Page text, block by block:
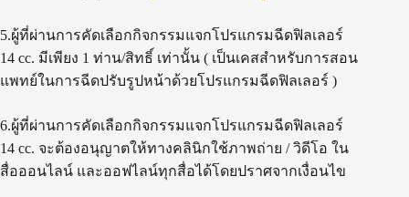
5.ผู้ที่ผ่านการคัดเลือกกิจกรรมแจกโปรแกรมฉีดฟิลเลอร์
14 cc. มีเพียง 1 ท่าน/สิทธิ์ เท่านั้น ( เป็นเคสสำหรับการสอน
แพทย์ในการฉีดปรับรูปหน้าด้วยโปรแกรมฉีดฟิลเลอร์ )
6.ผู้ที่ผ่านการคัดเลือกกิจกรรมแจกโปรแกรมฉีดฟิลเลอร์
14 cc. จะต้องอนุญาตให้ทางคลินิกใช้ภาพถ่าย / วิดีโอ ใน
สื่อออนไลน์ และออฟไลน์ทุกสื่อได้โดยปราศจากเงื่อนไข